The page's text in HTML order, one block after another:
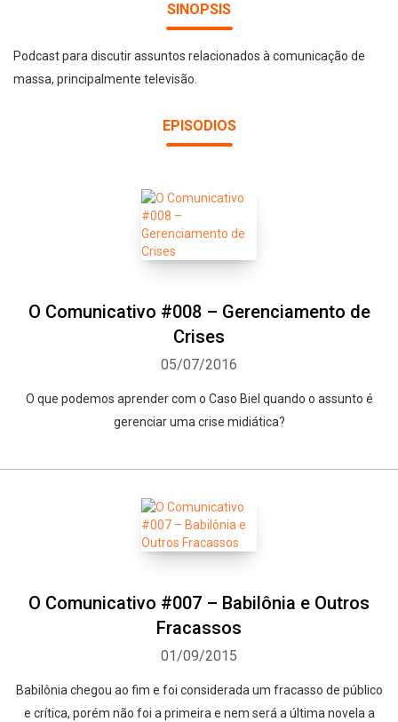
SINOPSIS
Podcast para discutir assuntos relacionados à comunicação de
massa, principalmente televisão.
EPISODIOS
O Comunicativo #008 – Gerenciamento de
Crises
05/07/2016
O que podemos aprender com o Caso Biel quando o assunto é
gerenciar uma crise midiática?
O Comunicativo #007 – Babilônia e Outros
Fracassos
01/09/2015
Babilônia chegou ao fim e foi considerada um fracasso de público
e crítica, porém não foi a primeira e nem será a última novela a